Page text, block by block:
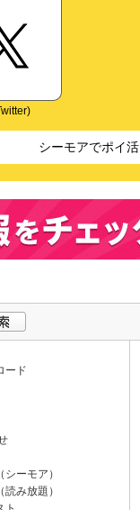
シーモアでポイ活
ード
ーモア）
み放題）